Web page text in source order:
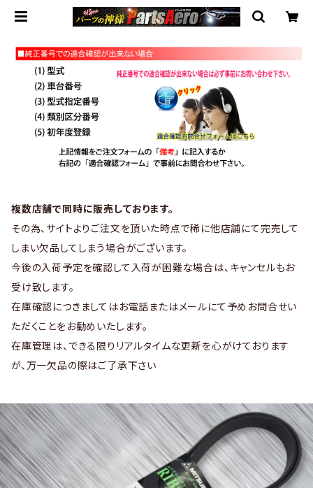
複数店舗で同時に販売しております。
その為、サイトよりご注文を頂いた時点で稀に他店舗にて完売して
しまい欠品してしまう場合がございます。
今後の入荷予定を確認して入荷が困難な場合は、キャンセルもお
受け致します。
在庫確認につきましてはお電話またはメールにて予めお問合せい
ただくことをお勧めいたします。
在庫管理は、できる限りリアルタイムな更新を心がけております
が、万一欠品の際はご了承下さい